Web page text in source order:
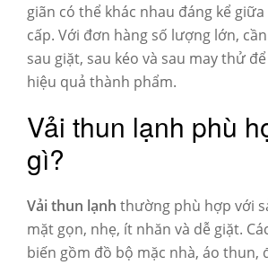
giãn có thể khác nhau đáng kể
cấp. Với đơn hàng số lượng lớn,
sau giặt, sau kéo và sau may thử
hiệu quả thành phẩm.
Vải thun lạnh phù
gì?
Vải thun lạnh thường phù hợp với
mặt gọn, nhẹ, ít nhăn và dễ giặt.
biến gồm đồ bộ mặc nhà, áo thun,